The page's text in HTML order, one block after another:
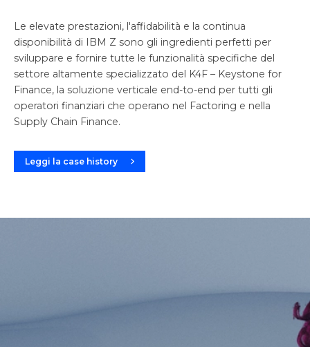
Le elevate prestazioni, l'affidabilità e la continua
disponibilità di IBM Z sono gli ingredienti perfetti per
sviluppare e fornire tutte le funzionalità specifiche del
settore altamente specializzato del K4F – Keystone for
Finance, la soluzione verticale end-to-end per tutti gli
operatori finanziari che operano nel Factoring e nella
Supply Chain Finance.
Leggi la case history